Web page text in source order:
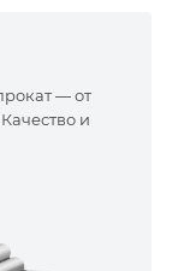
— от
и